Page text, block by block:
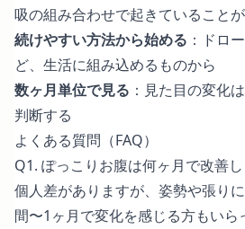
吸の組み合わせで起きていること
続けやすい方法から始める ：ドロ
ど、生活に組み込めるものから
数ヶ月単位で見る ：見た目の変化
判断する
よくある質問（FAQ）
Q1. ぽっこりお腹は何ヶ月で改善
個人差がありますが、姿勢や張り
間〜1ヶ月で変化を感じる方もい